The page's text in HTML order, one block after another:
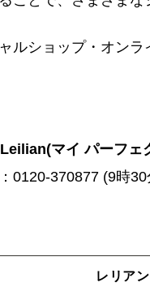
ルショップ・オン
マイ パーフェ
0120-370877 (9時
レリア